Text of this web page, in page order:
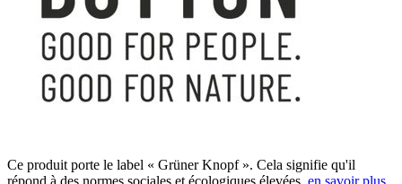
Ce produit porte le label « Grüner Knopf ». Cela signifie qu'il
répond à des normes sociales et écologiques élevées. en savoir plus